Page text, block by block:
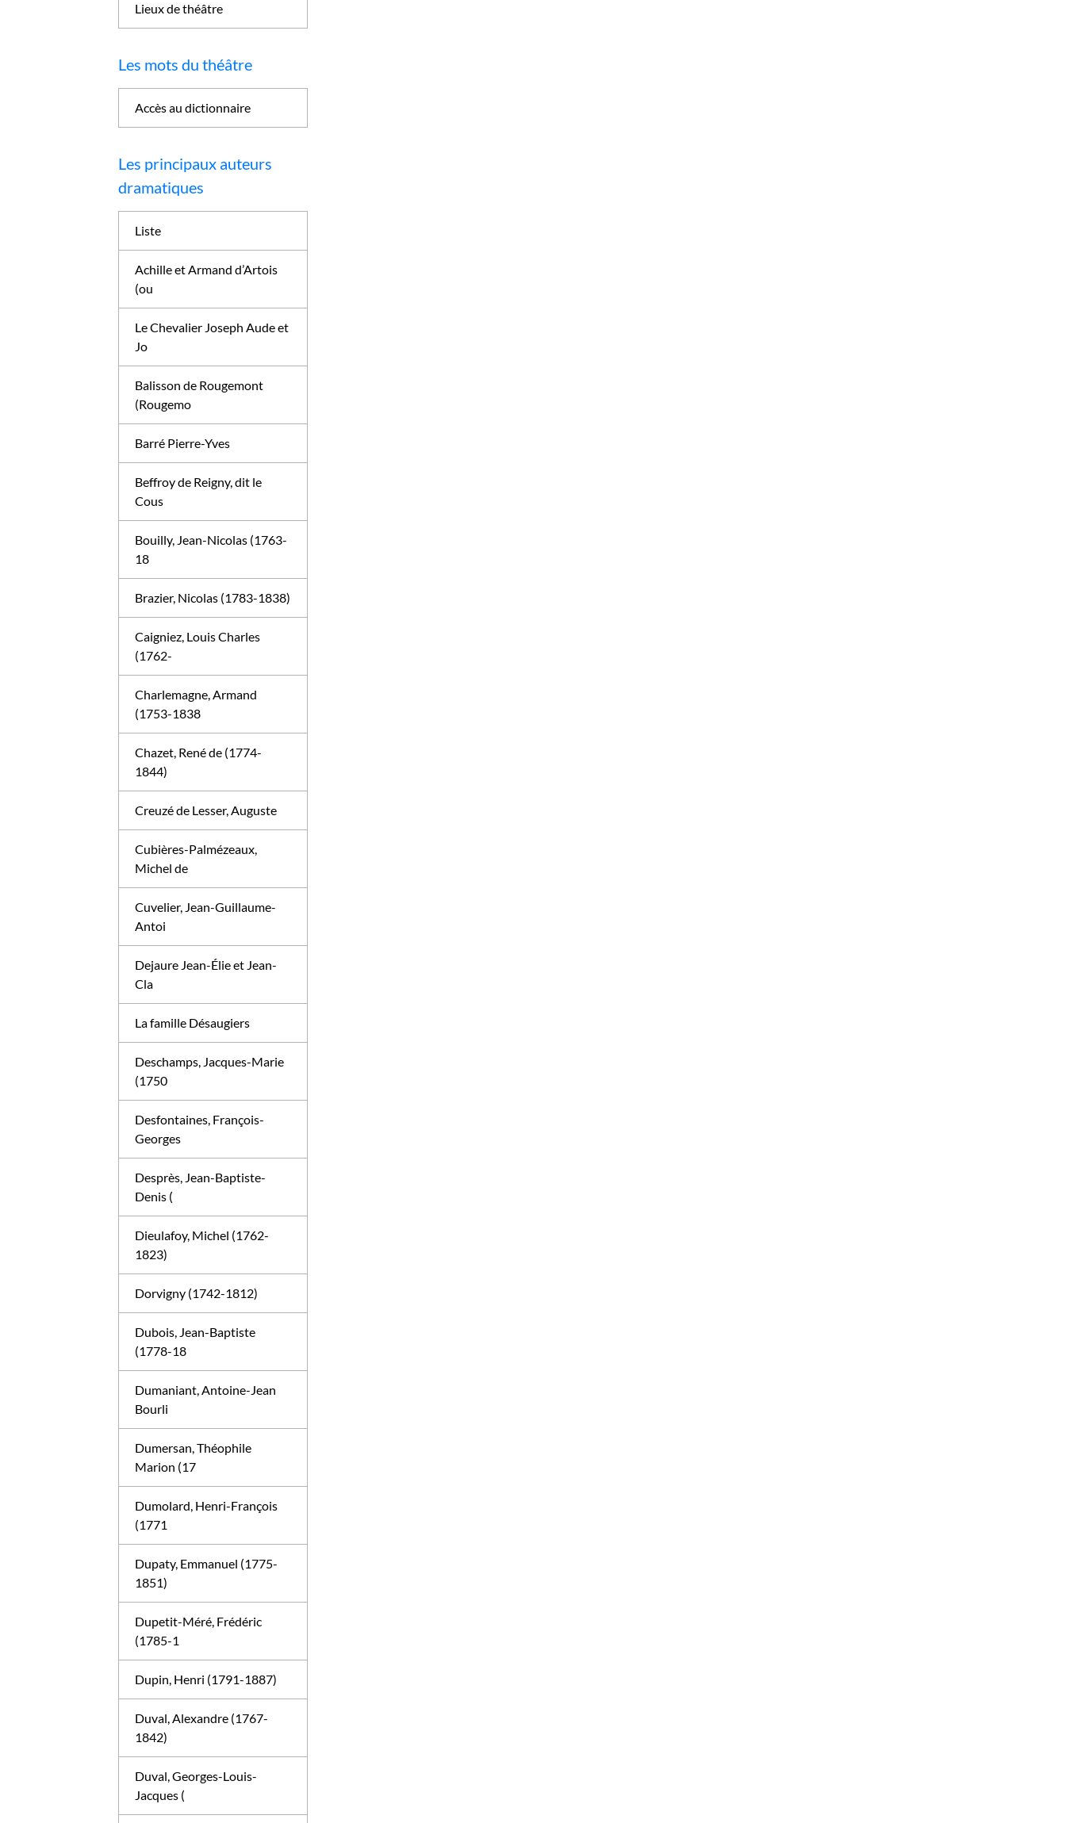
Lieux de théâtre
Les mots du théâtre
Accès au dictionnaire
Les principaux auteurs
dramatiques
Liste
Achille et Armand d’Artois
(ou
Le Chevalier Joseph Aude et
Jo
Balisson de Rougemont
(Rougemo
Barré Pierre-Yves
Beffroy de Reigny, dit le
Cous
Bouilly, Jean-Nicolas (1763-
18
Brazier, Nicolas (1783-1838)
Caigniez, Louis Charles
(1762-
Charlemagne, Armand
(1753-1838
Chazet, René de (1774-
1844)
Creuzé de Lesser, Auguste
Cubières-Palmézeaux,
Michel de
Cuvelier, Jean-Guillaume-
Antoi
Dejaure Jean-Élie et Jean-
Cla
La famille Désaugiers
Deschamps, Jacques-Marie
(1750
Desfontaines, François-
Georges
Desprès, Jean-Baptiste-
Denis (
Dieulafoy, Michel (1762-
1823)
Dorvigny (1742-1812)
Dubois, Jean-Baptiste
(1778-18
Dumaniant, Antoine-Jean
Bourli
Dumersan, Théophile
Marion (17
Dumolard, Henri-François
(1771
Dupaty, Emmanuel (1775-
1851)
Dupetit-Méré, Frédéric
(1785-1
Dupin, Henri (1791-1887)
Duval, Alexandre (1767-
1842)
Duval, Georges-Louis-
Jacques (